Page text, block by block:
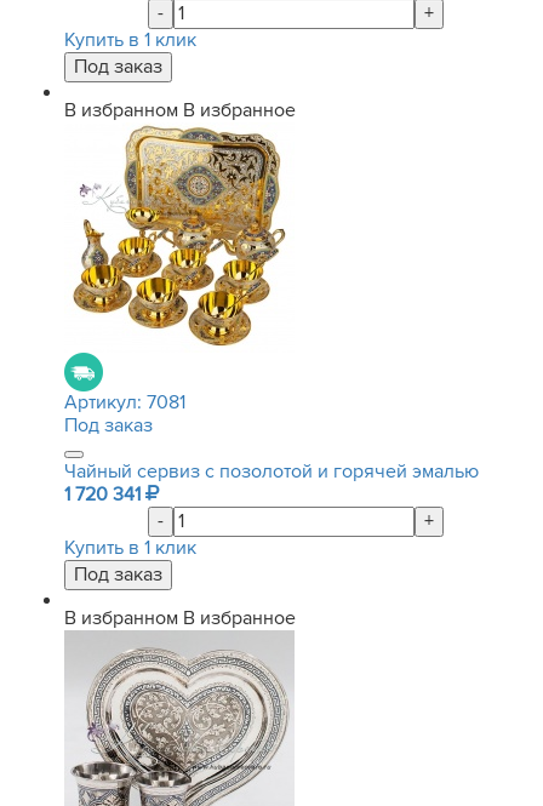
-
+
Купить в 1 клик
В избранном В избранное
Артикул: 7081
Под заказ
Чайный сервиз с позолотой и горячей эмалью
1 720 341
-
+
Купить в 1 клик
В избранном В избранное